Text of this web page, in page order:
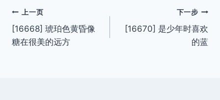
文
章
上一页
[16668] 琥珀色黄昏像
糖在很美的远方
下一步
[16670] 是少年时喜欢
的蓝